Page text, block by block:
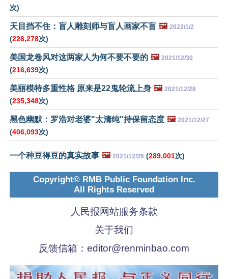
次)
天目挡不住：盲人雕刻师与盲人画家不盲 🖼️ 2022/1/2
(226,278次)
美国龙卷风对这两家人为何不要不要的 🖼️ 2021/12/30
(216,639次)
美丽模特多重性格 原来是22鬼轮流上身 🖼️ 2021/12/28
(235,348次)
黑色幽默：罗浩对老婆"太清纯"持保留态度 🖼️ 2021/12/27
(406,093次)
一个种豆得豆的真实故事 🖼️ 2021/12/26 (289,001次)
Copyright© RMB Public Foundation Inc.
All Rights Reserved
人民报网站服务条款
关于我们
反馈信箱： editor@renminbao.com